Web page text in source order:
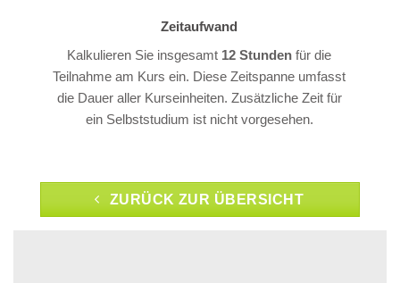
Zeitaufwand
Kalkulieren Sie insgesamt 12 Stunden für die
Teilnahme am Kurs ein. Diese Zeitspanne umfasst
die Dauer aller Kurseinheiten. Zusätzliche Zeit für
ein Selbststudium ist nicht vorgesehen.
ZURÜCK ZUR ÜBERSICHT